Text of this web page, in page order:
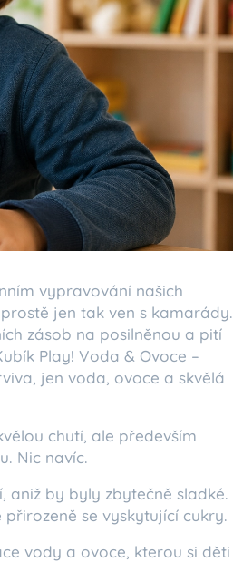
vypravování našich
jen tak ven s kamarády.
zásob na posilněnou a pití
Play! Voda & Ovoce –
jen voda, ovoce a skvělá
chutí, ale především
Nic navíc.
aniž by byly zbytečně sladké.
se vyskytující cukry.
vody a ovoce, kterou si děti